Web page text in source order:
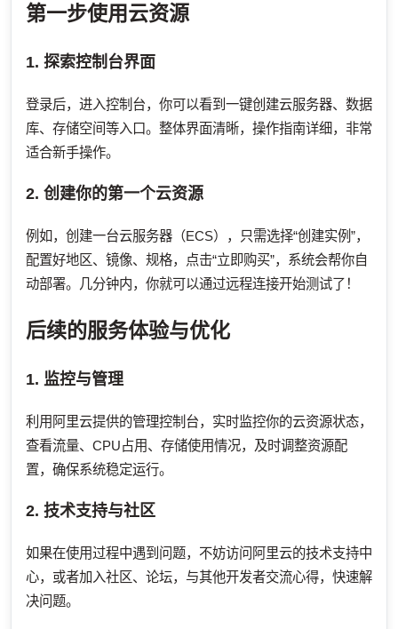
第一步使用云资源
1. 探索控制台界面
登录后，进入控制台，你可以看到一键创建云服务器、数据
库、存储空间等入口。整体界面清晰，操作指南详细，非常
适合新手操作。
2. 创建你的第一个云资源
例如，创建一台云服务器（ECS），只需选择“创建实例”，
配置好地区、镜像、规格，点击“立即购买”，系统会帮你自
动部署。几分钟内，你就可以通过远程连接开始测试了！
后续的服务体验与优化
1. 监控与管理
利用阿里云提供的管理控制台，实时监控你的云资源状态，
查看流量、CPU占用、存储使用情况，及时调整资源配
置，确保系统稳定运行。
2. 技术支持与社区
如果在使用过程中遇到问题，不妨访问阿里云的技术支持中
心，或者加入社区、论坛，与其他开发者交流心得，快速解
决问题。